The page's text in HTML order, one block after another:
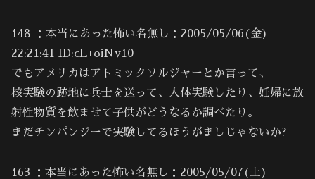
148 ：本当にあった怖い名無し：2005/05/06(金)
22:21:41 ID:cL+oiNv10
でもアメリカはアトミックソルジャーとか言って、
核実験の跡地に兵士を送って、人体実験したり、妊婦に放
射性物質を飲ませて子供がどうなるか調べたり。
まだチンパンジーで実験してるほうがましじゃないか?
163 ：本当にあった怖い名無し：2005/05/07(土)